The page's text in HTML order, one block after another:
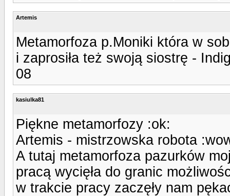
Artemis
Metamorfoza p.Moniki która w
i zaprosiła też swoją siostrę -
08
kasiulka81
Piękne metamorfozy :ok:
Artemis - mistrzowska robota
A tutaj metamorfoza pazurków
pracą wycięła do granic
w trakcie pracy zaczęły nam